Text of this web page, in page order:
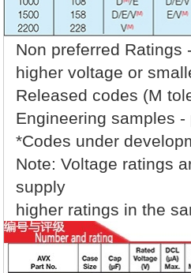
Non preferred Ratings
higher voltage or
Released codes (M
Engineering samples
*Codes under
Note: Voltage ratings
supply
higher ratings in the